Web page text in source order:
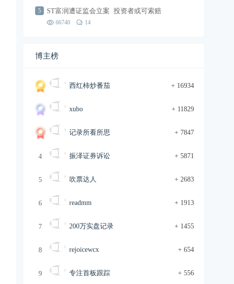
5 ST富润遭证监会立案 投资者或可索赔
66740 14
博主榜
西红柿炒番茄 + 16934
xubo + 11829
记录所看所思 + 7847
4 振泽证券诉讼 + 5871
5 吹票达人 + 2683
6 readmm + 1913
7 200万实盘记录 + 1455
8 rejoicewcx + 654
9 专注首板跟踪 + 556